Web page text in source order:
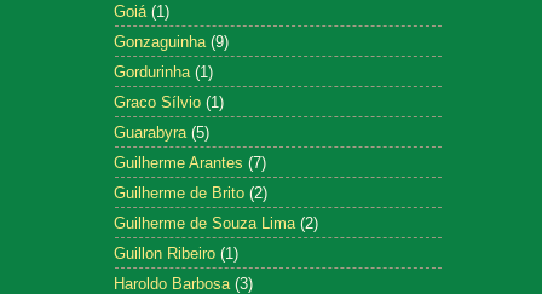
Goiá (1)
Gonzaguinha (9)
Gordurinha (1)
Graco Sílvio (1)
Guarabyra (5)
Guilherme Arantes (7)
Guilherme de Brito (2)
Guilherme de Souza Lima (2)
Guillon Ribeiro (1)
Haroldo Barbosa (3)